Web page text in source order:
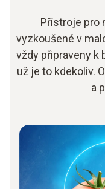
Přístroje pro
vyzkoušené v
vždy připraveny k
už je to kdekoliv.
a